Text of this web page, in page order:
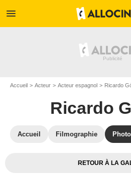
menu
Accueil Acteur Acteur espagnol Ricardo
Ricardo
Accueil Filmographie
RETOUR À LA